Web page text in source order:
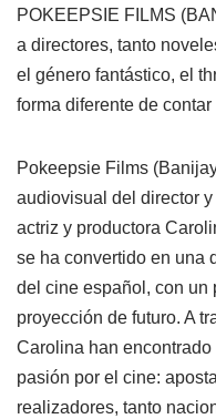
POKEEPSIE FILMS
a directores, tanto
el género fantástico, el
forma diferente de contar
Pokeepsie Films
audiovisual del director
actriz y productora
se ha convertido en una
del cine español, con un
proyección de futuro. A
Carolina han
pasión por el cine:
realizadores, tanto